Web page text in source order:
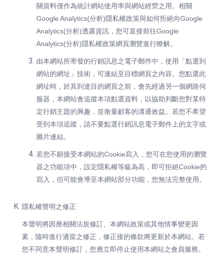
關資料僅作為統計網站使用率與網站經營之用。相關
Google Analytics(分析)隱私權政策與如何拒絕向Google
Analytics(分析)透露資訊，您可直接前往Google
Analytics(分析)隱私權政策網頁瀏覽進行瞭解。
由本網站所寄發的行銷訊息之電子郵件中，使用「點選到
網站的網址」技術，可連結至目標網頁之內容。您點選此
網址時，於其到達目的網頁之前，會先經過另一個網路伺
服器，本網站會追蹤本項點選資料，以協助判斷您對某特
定行銷主題的興趣，並衡量顧客的溝通效益。若您不希望
受到本項追蹤，請不要點選行銷訊息電子郵件上的文字或
圖片連結。
若您不願接受本網站的Cookie寫入，您可在您使用的瀏覽
器之功能項中，設定隱私權等級為高，即可拒絕Cookie的
寫入，但可能會導至本網站部分功能，您無法完整使用。
隱私權聲明之修正
本聲明將因應相關法規修訂、本網站政策或其他情事變更因
素，隨時進行適當之修正，修正後的條款將更新於本網站。若
您不同意本聲明修訂，您應立即停止使用本網站之會員服務。